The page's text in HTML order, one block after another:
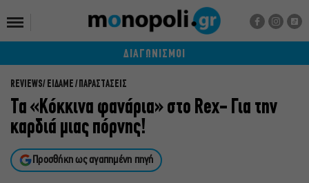
ΔΙΑΓΩΝΙΣΜΟΙ
REVIEWS ΕΙΔΑΜΕ / ΠΑΡΑΣΤΑΣΕΙΣ
Τα «Κόκκινα φανάρια» στο Rex- Για την
καρδιά μιας πόρνης!
Προσθήκη ως αγαπημένη πηγή